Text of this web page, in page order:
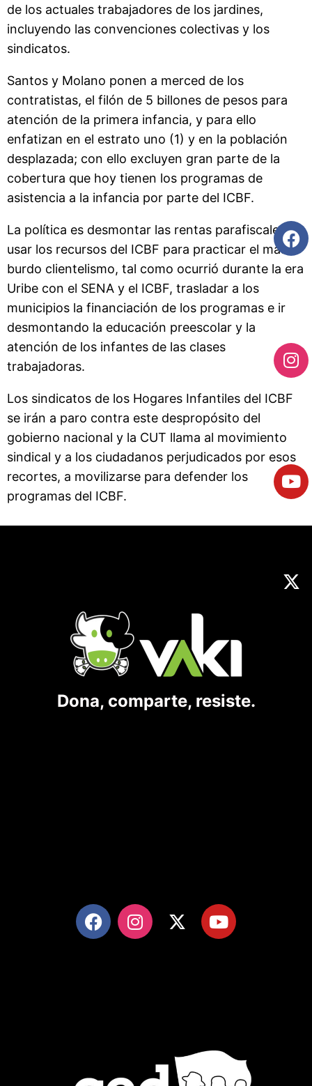
de los actuales trabajadores de los jardines,
incluyendo las convenciones colectivas y los
sindicatos.
Santos y Molano ponen a merced de los
contratistas, el filón de 5 billones de pesos para
atención de la primera infancia, y para ello
enfatizan en el estrato uno (1) y en la población
desplazada; con ello excluyen gran parte de la
cobertura que hoy tienen los programas de
asistencia a la infancia por parte del ICBF.
La política es desmontar las rentas parafiscales,
usar los recursos del ICBF para practicar el más
burdo clientelismo, tal como ocurrió durante la era
Uribe con el SENA y el ICBF, trasladar a los
municipios la financiación de los programas e ir
desmontando la educación preescolar y la
atención de los infantes de las clases
trabajadoras.
Los sindicatos de los Hogares Infantiles del ICBF
se irán a paro contra este despropósito del
gobierno nacional y la CUT llama al movimiento
sindical y a los ciudadanos perjudicados por esos
recortes, a movilizarse para defender los
programas del ICBF.
Dona, comparte, resiste.